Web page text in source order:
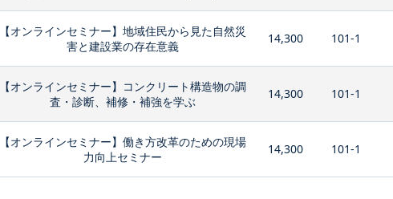
【オンラインセミナー】地域住民から見た自然災
害と建設業の存在意義
14,300 101-1
【オンラインセミナー】コンクリート構造物の調
査・診断、補修・補強を学ぶ
14,300 101-1
【オンラインセミナー】働き方改革のための現場
力向上セミナー
14,300 101-1